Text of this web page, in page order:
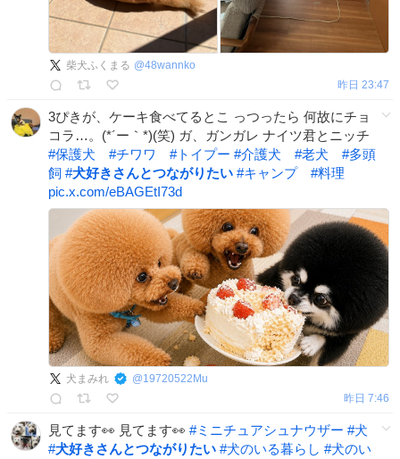
柴犬ふくまる @48wannko
昨日 23:47
3ぴきが、ケーキ食べてるとこ っつったら 何故にチョ
コラ…。(*´ー｀*)(笑) ガ、ガンガレ ナイツ君とニッチ
#保護犬 #チワワ #トイプー #介護犬 #老犬 #多頭
飼 #犬好きさんとつながりたい #キャンプ #料理
pic.x.com/eBAGEtI73d
犬まみれ @19720522Mu
昨日 7:46
見てます👀 見てます👀 #ミニチュアシュナウザー #犬
#犬好きさんとつながりたい #犬のいる暮らし #犬のい